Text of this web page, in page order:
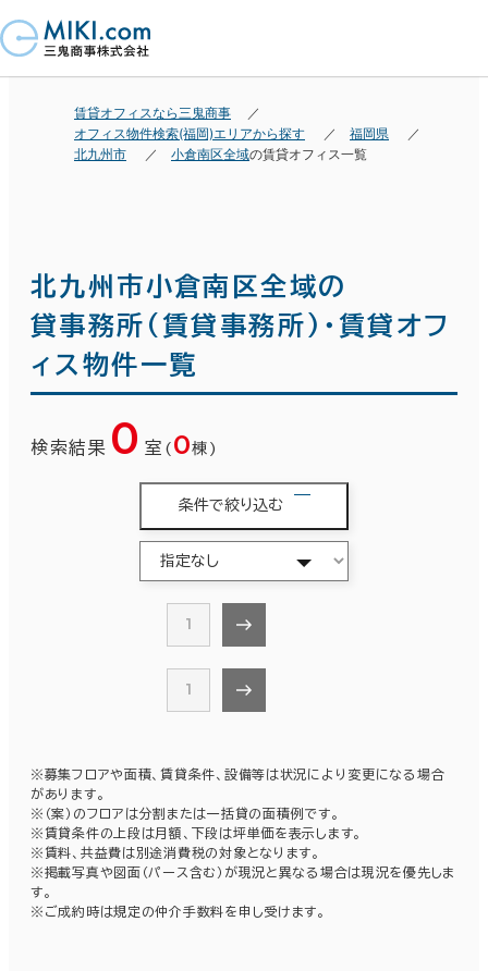
賃貸オフィスなら三鬼商事
オフィス物件検索(福岡)エリアから探す
福岡県
北九州市
小倉南区全域の賃貸オフィス一覧
北九州市小倉南区全域の
貸事務所(賃貸事務所)・賃貸オフ
ィス物件一覧
検索結果 0 室 ( 0棟)
条件で絞り込む
1
1
※募集フロアや面積、賃貸条件、設備等は状況により変更になる場合
があります。
※（案）のフロアは分割または一括貸の面積例です。
※賃貸条件の上段は月額、下段は坪単価を表示します。
※賃料、共益費は別途消費税の対象となります。
※掲載写真や図面（パース含む）が現況と異なる場合は現況を優先しま
す。
※ご成約時は規定の仲介手数料を申し受けます。